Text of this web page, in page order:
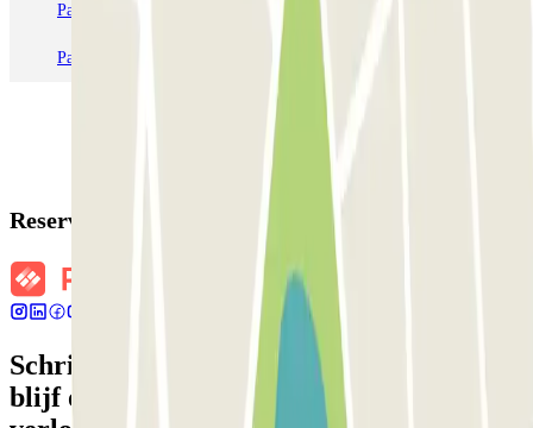
Parkeren in Station Venetië Mestre Parkeren in Rome
Parkeren in Milaan Parkeren in Verona
Reserveringsgegevens
Schrijf je in voor onze nieuwsbrief en
blijf op de hoogte van kortingen,